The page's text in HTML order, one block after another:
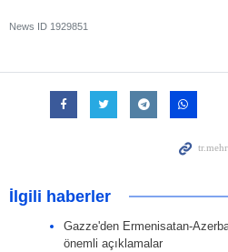
News ID 1929851
İlgili haberler
Gazze'den Ermenisatan-
önemli açıklamalar